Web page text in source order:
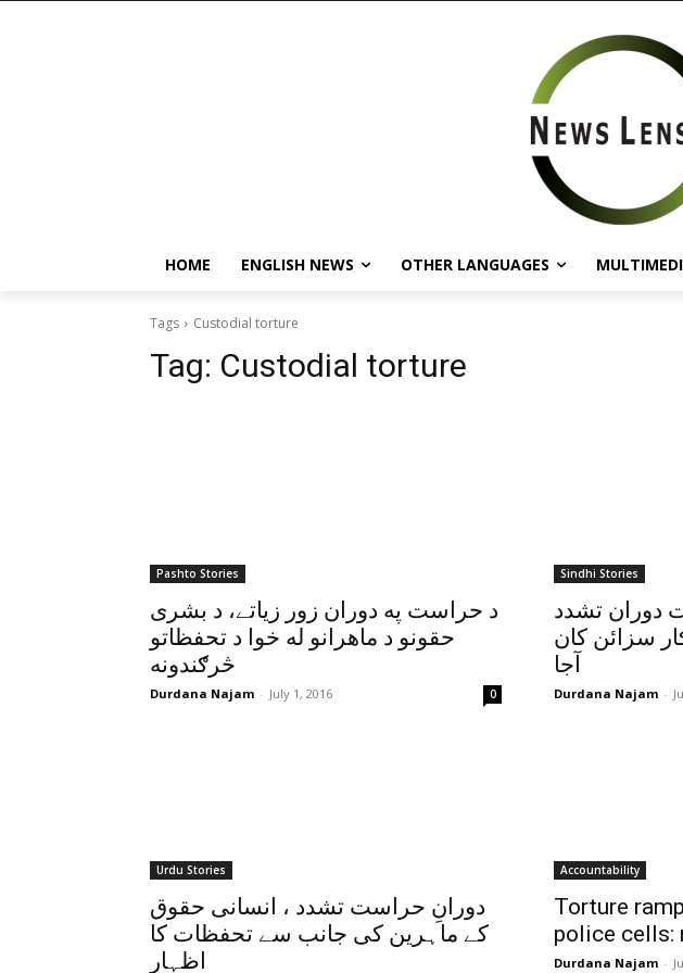
HOME ENGLISH NEWS OTHER LANGUAGES
Tags Custodial torture
Tag: Custodial torture
Pashto Stories
د حراست په دوران زور زياتے، د بشرى
حقونو د ماهرانو له خوا د تحفظاتو
څرګندونه
Durdana Najam - July 1, 2016 0
Sindhi Stories
دوران تشدد
سزائن کان
آجا
Durdana Najam -
Urdu Stories
دورانِ حراست تشدد ، انسانی حقوق
کے ماہرین کی جانب سے تحفظات کا
اظہار
Accountability
Torture
police cells:
Durdana Najam -